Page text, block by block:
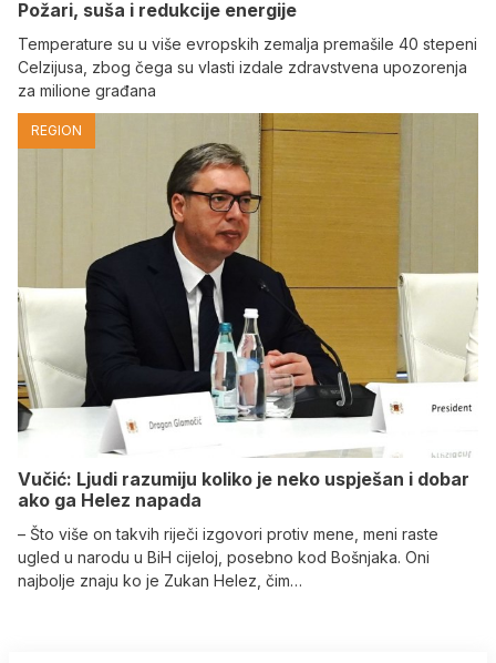
Požari, suša i redukcije energije
Temperature su u više evropskih zemalja premašile 40 stepeni
Celzijusa, zbog čega su vlasti izdale zdravstvena upozorenja
za milione građana
REGION
Vučić: Ljudi razumiju koliko je neko uspješan i dobar
ako ga Helez napada
– Što više on takvih riječi izgovori protiv mene, meni raste
ugled u narodu u BiH cijeloj, posebno kod Bošnjaka. Oni
najbolje znaju ko je Zukan Helez, čim…